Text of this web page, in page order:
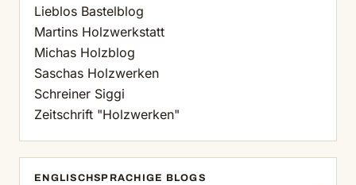
Lieblos Bastelblog
Martins Holzwerkstatt
Michas Holzblog
Saschas Holzwerken
Schreiner Siggi
Zeitschrift "Holzwerken"
ENGLISCHSPRACHIGE BLOGS